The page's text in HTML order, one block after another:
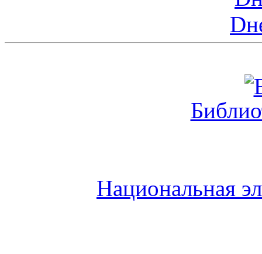
Национальная